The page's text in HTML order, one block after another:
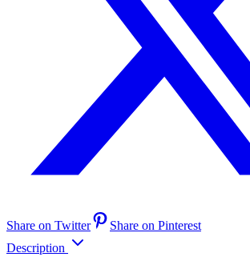
Share on Twitter
Share on Pinterest
Description